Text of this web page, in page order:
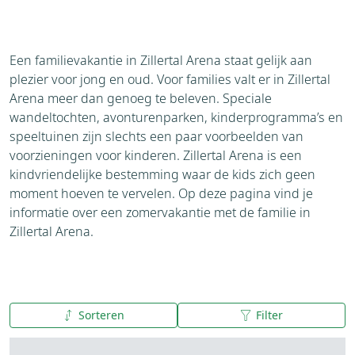
Een familievakantie in Zillertal Arena staat gelijk aan
plezier voor jong en oud. Voor families valt er in Zillertal
Arena meer dan genoeg te beleven. Speciale
wandeltochten, avonturenparken, kinderprogramma’s en
speeltuinen zijn slechts een paar voorbeelden van
voorzieningen voor kinderen. Zillertal Arena is een
kindvriendelijke bestemming waar de kids zich geen
moment hoeven te vervelen. Op deze pagina vind je
informatie over een zomervakantie met de familie in
Zillertal Arena.
Sorteren Filter
A tot Z